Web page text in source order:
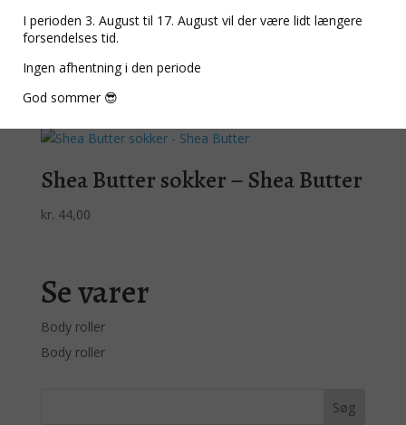
Shea Butter Gloves – Shea butter
kr.
Shea Butter sokker – Shea Butter
kr. 44,00
Se varer
Body roller
Body roller
I perioden 3. August til 17. August vil der være lidt længere
forsendelses tid.
Ingen afhentning i den periode
God sommer 😎